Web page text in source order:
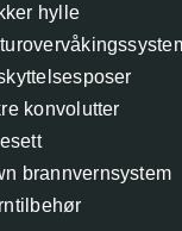
hylle
konvolutter
brannvernsystem